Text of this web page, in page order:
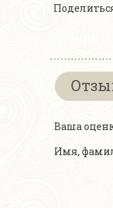
Ваша
Имя,